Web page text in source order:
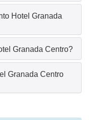
Hotel Granada
Granada Centro?
Granada Centro